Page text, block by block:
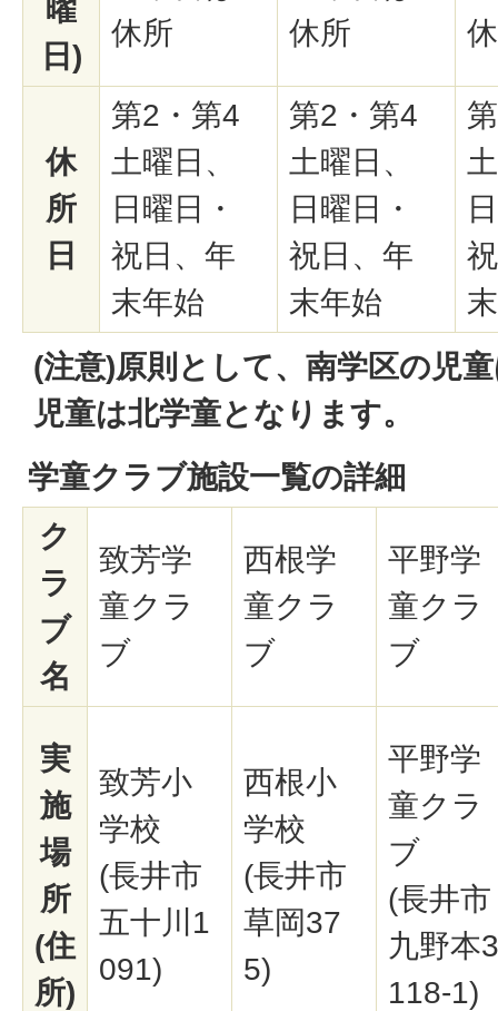
曜
日)
休所
休所
休
所
日
第2・第4
土曜日、
日曜日・
祝日、年
末年始
第2・第4
土曜日、
日曜日・
祝日、年
末年始
(注意)原則として、南学区の児
児童は北学童となります。
学童クラブ施設一覧の詳細
ク
ラ
ブ
名
致芳学
童クラ
ブ
西根学
童クラ
ブ
平野学
童クラ
ブ
実
施
場
所
(住
所)
致芳小
学校
(長井市
五十川1
091)
西根小
学校
(長井市
草岡37
5)
平野学
童クラ
ブ
(長井市
九野本3
118-1)